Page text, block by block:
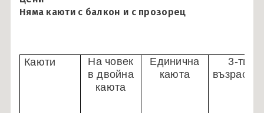
Няма каюти с балкон и с прозорец
Каюти
На човек
в двойна
каюта
Единична
каюта
3-ти
възрастен